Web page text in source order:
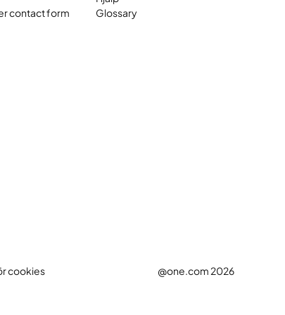
contact form
Glossary
cookies @one.com 2026